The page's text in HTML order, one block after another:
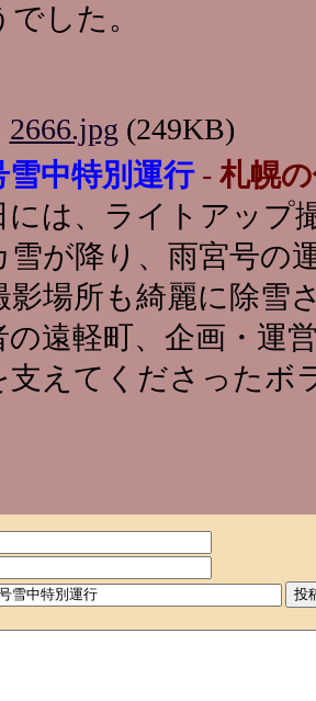
した。
2666.jpg (249KB)
雪中特別運行- 札幌
には、ライトアップ
雪が降り、雨宮号の
影場所も綺麗に除雪
の遠軽町、企画・運
支えてくださったボ